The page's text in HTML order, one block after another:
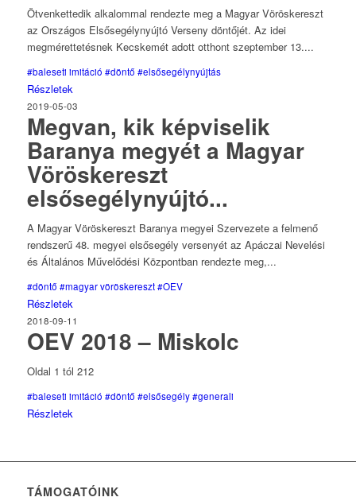
Ötvenkettedik alkalommal rendezte meg a Magyar Vöröskereszt
az Országos Elsősegélynyújtó Verseny döntőjét. Az idei
megmérettetésnek Kecskemét adott otthont szeptember 13....
#baleseti imitáció #döntő #elsősegélynyújtás
Részletek
2019-05-03
Megvan, kik képviselik
Baranya megyét a Magyar
Vöröskereszt
elsősegélynyújtó...
A Magyar Vöröskereszt Baranya megyei Szervezete a felmenő
rendszerű 48. megyei elsősegély versenyét az Apáczai Nevelési
és Általános Művelődési Központban rendezte meg,...
#döntő #magyar vöröskereszt #OEV
Részletek
2018-09-11
OEV 2018 – Miskolc
Oldal 1 tól 212
#baleseti imitáció #döntő #elsősegély #generali
Részletek
TÁMOGATÓINK